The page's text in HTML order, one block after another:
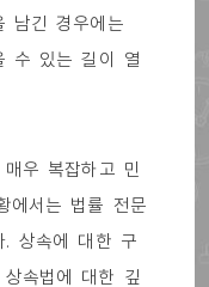
남긴 경우에는
수 있는 길이 열
우 복잡하고 민
에서는 법률 전문
. 상속에 대한 구
속법에 대한 깊